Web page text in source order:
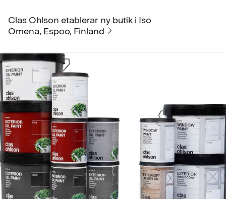
Clas Ohlson etablerar ny butik i Iso
Omena, Espoo, Finland